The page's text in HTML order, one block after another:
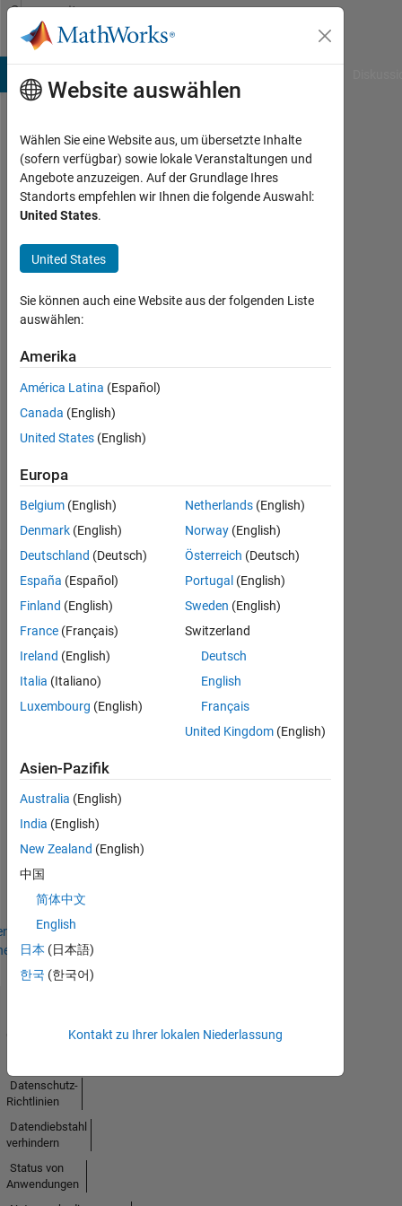
Weiter zum Inhalt
Community
Profile
Chris
Arizona
State
Aktiv
2013
0
Following:
0
Nachricht
Abzeichen
Chris's
Abzeichen
MATLAB
Answers
Abzeichen
Thankful Level 3
20 Jul 2017
Website auswählen
Wählen Sie eine Website aus, um übersetzte Inhalte
(sofern verfügbar) sowie lokale Veranstaltungen und
Angebote anzuzeigen. Auf der Grundlage Ihres
Standorts empfehlen wir Ihnen die folgende Auswahl:
United States.
United States
Sie können auch eine Website aus der folgenden Liste
auswählen:
Amerika
América Latina (Español)
Canada (English)
United States (English)
Europa
Belgium (English)
Denmark (English)
Deutschland (Deutsch)
España (Español)
Finland (English)
France (Français)
Ireland (English)
Italia (Italiano)
Luxembourg (English)
Netherlands (English)
Norway (English)
Österreich (Deutsch)
Portugal (English)
Sweden (English)
Switzerland
Deutsch
English
Français
United Kingdom (English)
Asien-Pazifik
Australia (English)
India (English)
New Zealand (English)
中国
简体中文
English
日本 (日本語)
한국 (한국어)
Kontakt zu Ihrer lokalen Niederlassung
Datenschutz-
Richtlinien
Datendiebstahl
verhindern
Status von
Anwendungen